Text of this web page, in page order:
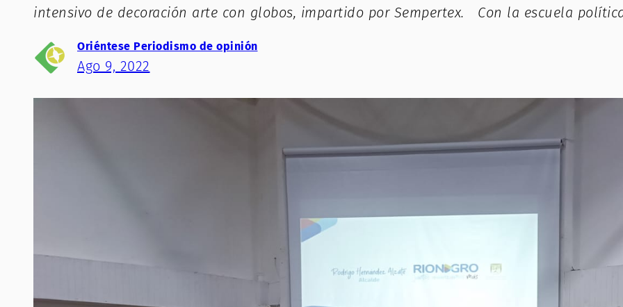
intensivo de decoración arte con globos, impartido por Sempertex. Con la escuela
Oriéntese Periodismo de opinión
Ago 9, 2022